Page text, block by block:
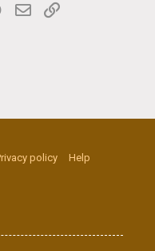
WhatsApp
Email
policy
Help